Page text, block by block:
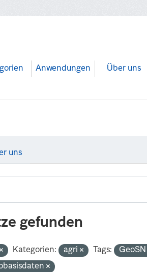
Anwendungen Über uns
uns
gefunden
Kategorien: agri Tags: